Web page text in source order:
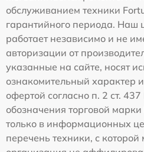
обслуживанием техники
гарантийного периода. Наш
работает независимо и не
авторизации от
указанные на сайте, носят
ознакомительный характер
офертой согласно п. 2 ст.
обозначения торговой
только в информационных
перечень техники, с